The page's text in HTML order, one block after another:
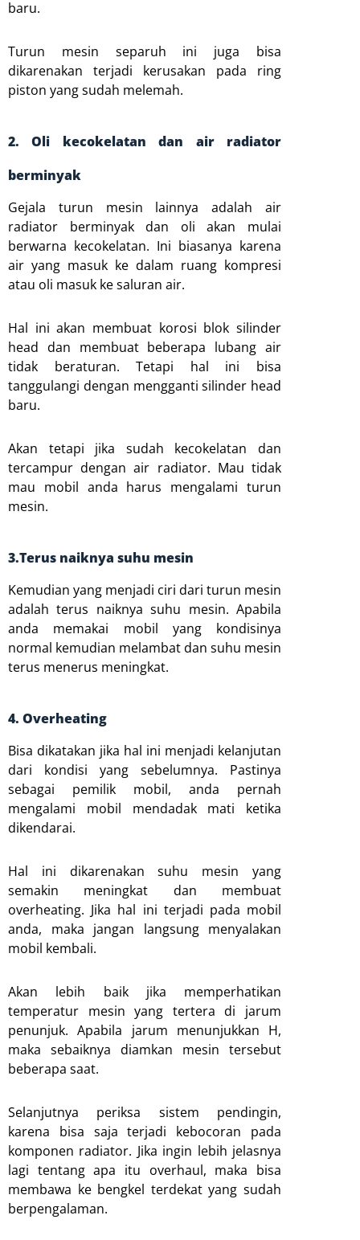
baru.
Turun mesin separuh ini juga bisa
dikarenakan terjadi kerusakan pada ring
piston yang sudah melemah.
2. Oli kecokelatan dan air radiator
berminyak
Gejala turun mesin lainnya adalah air
radiator berminyak dan oli akan mulai
berwarna kecokelatan. Ini biasanya karena
air yang masuk ke dalam ruang kompresi
atau oli masuk ke saluran air.
Hal ini akan membuat korosi blok silinder
head dan membuat beberapa lubang air
tidak beraturan. Tetapi hal ini bisa
tanggulangi dengan mengganti silinder head
baru.
Akan tetapi jika sudah kecokelatan dan
tercampur dengan air radiator. Mau tidak
mau mobil anda harus mengalami turun
mesin.
3.Terus naiknya suhu mesin
Kemudian yang menjadi ciri dari turun mesin
adalah terus naiknya suhu mesin. Apabila
anda memakai mobil yang kondisinya
normal kemudian melambat dan suhu mesin
terus menerus meningkat.
4. Overheating
Bisa dikatakan jika hal ini menjadi kelanjutan
dari kondisi yang sebelumnya. Pastinya
sebagai pemilik mobil, anda pernah
mengalami mobil mendadak mati ketika
dikendarai.
Hal ini dikarenakan suhu mesin yang
semakin meningkat dan membuat
overheating. Jika hal ini terjadi pada mobil
anda, maka jangan langsung menyalakan
mobil kembali.
Akan lebih baik jika memperhatikan
temperatur mesin yang tertera di jarum
penunjuk. Apabila jarum menunjukkan H,
maka sebaiknya diamkan mesin tersebut
beberapa saat.
Selanjutnya periksa sistem pendingin,
karena bisa saja terjadi kebocoran pada
komponen radiator. Jika ingin lebih jelasnya
lagi tentang apa itu overhaul, maka bisa
membawa ke bengkel terdekat yang sudah
berpengalaman.